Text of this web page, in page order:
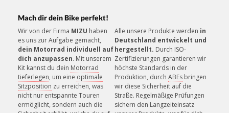
KUNDENSERVICE
Unsere Mitarbeiter helfen gerne!
Mach dir dein Bike perfekt!
Wir von der Firma MIZU haben
es uns zur Aufgabe gemacht,
dein Motorrad individuell auf
dich anzupassen. Mit unserem
Kit kannst du dein Motorrad
tieferlegen, um eine optimale
Sitzposition zu erreichen, was
nicht nur entspannte Touren
ermöglicht, sondern auch die
Alle unsere Produkte werden in
Deutschland entwickelt und
hergestellt. Durch ISO-
Zertifizierungen garantieren wir
höchste Standards in der
Produktion, durch ABEs bringen
wir diese Sicherheit auf die
Straße. Regelmäßige Prüfungen
sichern den Langzeiteinsatz